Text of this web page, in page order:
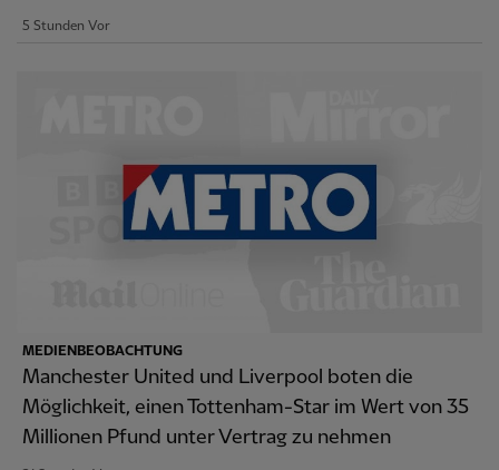
5 Stunden Vor
MEDIENBEOBACHTUNG
Manchester United und Liverpool boten die
Möglichkeit, einen Tottenham-Star im Wert von 35
Millionen Pfund unter Vertrag zu nehmen